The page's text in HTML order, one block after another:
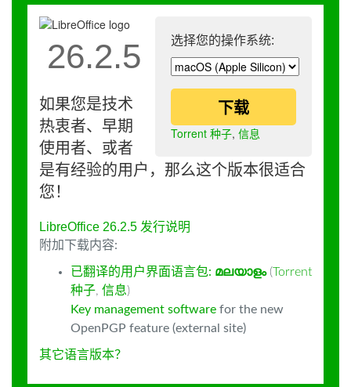
选择您的操作系统:
下载
Torrent 种子, 信息
26.2.5
如果您是技术
热衷者、早期
使用者、或者
是有经验的用户，那么这个版本很适合
您！
LibreOffice 26.2.5 发行说明
附加下载内容:
已翻译的用户界面语言包: മലയാളം (Torrent
种子, 信息)
Key management software for the new
OpenPGP feature (external site)
其它语言版本？